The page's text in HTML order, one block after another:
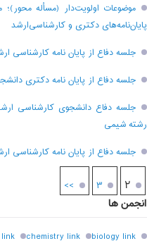
موضوعات اولویت‌دار (مسأله
پایان‌نامه‌های دکتری و کارشناسی‌ارشد
جلسه دفاع از پایان نامه
جلسه دفاع از پایان نامه دکتری
جلسه دفاع دانشجوی کارشناسی
رشته شیمی
جلسه دفاع از پایان نامه کارشناسی
۲ ۳ >>
انجمن ها
biology link
chemistry link